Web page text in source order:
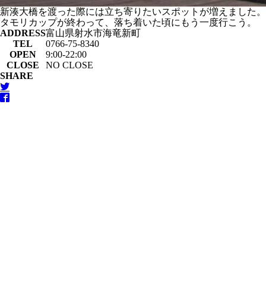
新湊大橋を渡った際には立ち寄りたいスポットが増えました。
タモリカップが終わって、落ち着いた頃にもう一度行こう。
ADDRESS富山県射水市海竜新町
TEL
0766-75-8340
OPEN
9:00-22:00
CLOSE
NO CLOSE
SHARE